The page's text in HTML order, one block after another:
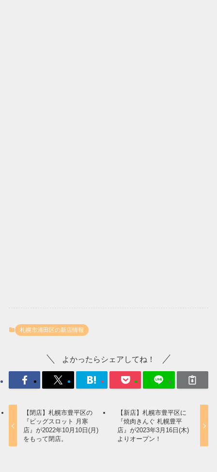
札幌市清田区の新店情報
よかったらシェアしてね！
【閉店】札幌市豊平区の
『ビッグスロット 月寒
店』が2022年10月10日(月)
をもって閉店。
【新店】札幌市豊平区に
『焼肉きんぐ 札幌豊平
店』が2023年3月16日(木)
よりオープン！